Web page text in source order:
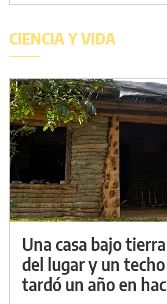
CIENCIA Y VIDA
Una casa bajo
del lugar y un
tardó un año en